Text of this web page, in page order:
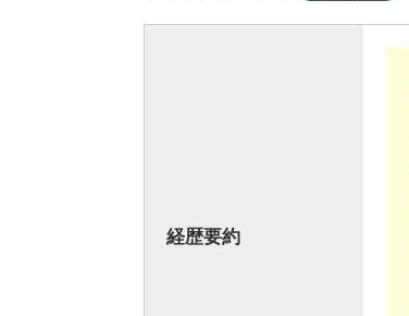
経歴要約